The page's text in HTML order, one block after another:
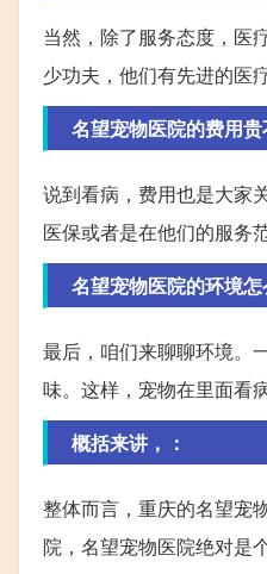
当然，除了服务态度，医
少功夫，他们有先进的医
名望宠物医院的费用贵
说到看病，费用也是大家
医保或者是在他们的服务
名望宠物医院的环境怎
最后，咱们来聊聊环境。
味。这样，宠物在里面看
概括来讲，：
整体而言，重庆的名望宠
院，名望宠物医院绝对是